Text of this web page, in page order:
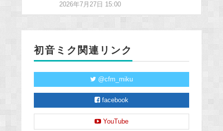
2026年7月27日 15:00
初音ミク関連リンク
@cfm_miku
facebook
YouTube